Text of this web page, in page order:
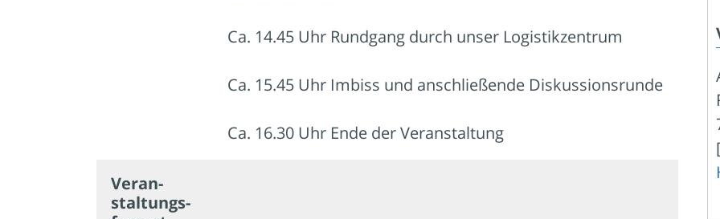
Ca. 14.45 Uhr Rundgang durch unser Logistikzentrum
Ca. 15.45 Uhr Imbiss und anschließende Diskussionsrunde
Ca. 16.30 Uhr Ende der Veranstaltung
Veran­
staltungs­
[